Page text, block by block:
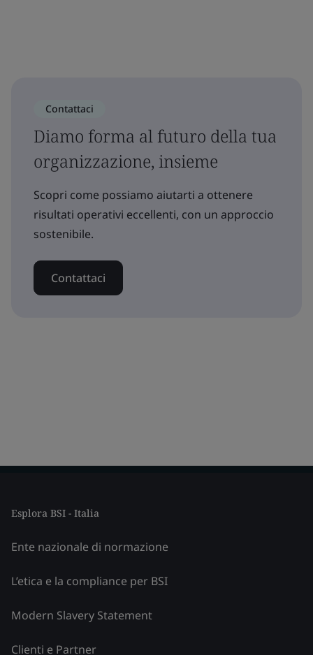
Contattaci
Diamo forma al futuro della tua
organizzazione, insieme
Scopri come possiamo aiutarti a ottenere
risultati operativi eccellenti, con un approccio
sostenibile.
Contattaci
Esplora BSI - Italia
Ente nazionale di normazione
L’etica e la compliance per BSI
Modern Slavery Statement
Clienti e Partner